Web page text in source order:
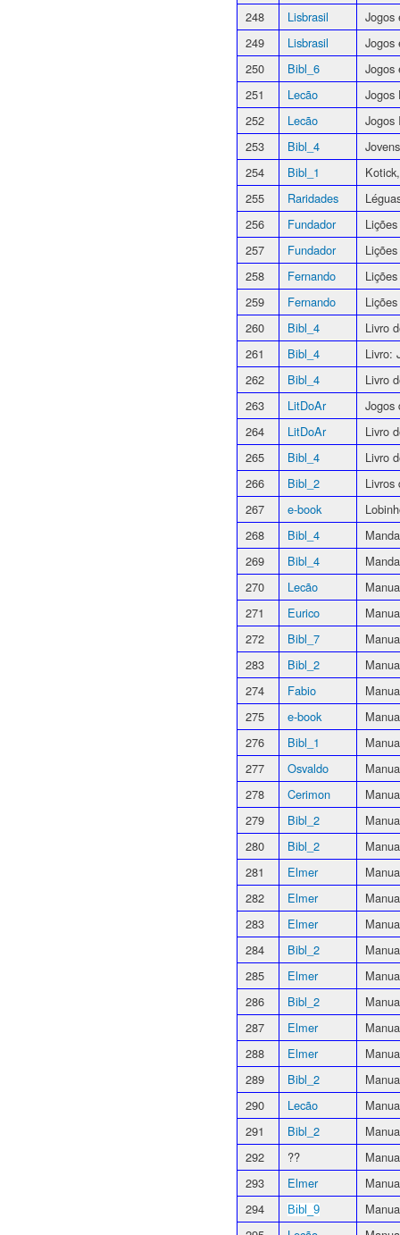
248
Lisbrasil
Jogos
249
Lisbrasil
Jogos
250
Bibl_6
Jogos
251
Lecão
Jogos
252
Lecão
Jogos
253
Bibl_4
254
Bibl_1
255
Raridades
256
Fundador
257
Fundador
258
Fernando
259
Fernando
260
Bibl_4
Livro
261
Bibl_4
Livro:
262
Bibl_4
Livro
263
LitDoAr
Jogos
264
LitDoAr
Livro
265
Bibl_4
Livro
266
Bibl_2
Livros
267
e-book
268
Bibl_4
269
Bibl_4
270
Lecão
271
Eurico
272
Bibl_7
283
Bibl_2
274
Fabio
275
e-book
276
Bibl_1
277
Osvaldo
278
Cerimon
279
Bibl_2
280
Bibl_2
281
Elmer
282
Elmer
283
Elmer
284
Bibl_2
285
Elmer
286
Bibl_2
287
Elmer
288
Elmer
289
Bibl_2
290
Lecão
291
Bibl_2
292
??
293
Elmer
294
Bibl_9